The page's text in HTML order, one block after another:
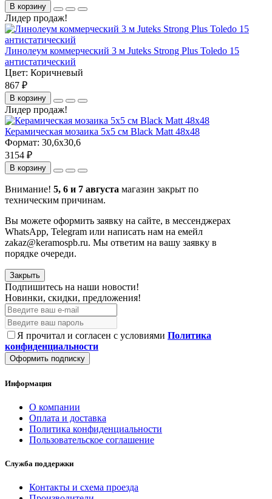
В корзину
Лидер продаж!
Линолеум коммерческий 3 м Juteks Strong Plus Toledo 15
антистатический
Цвет: Коричневый
867 ₽
В корзину
Лидер продаж!
Керамическая мозаика 5x5 см Black Matt 48x48
Формат: 30,6x30,6
3154 ₽
В корзину
Внимание! 5, 6 и 7 августа магазин закрыт по
техническим причинам.
Вы можете оформить заявку на сайте, в мессенджерах
WhatsApp, Telegram или написать нам на емейл
zakaz@keramospb.ru. Мы ответим на вашу заявку в
порядке очереди.
Закрыть
Подпишитесь на наши новости!
Новинки, скидки, предложения!
Я прочитал и согласен с условиями Политика
конфиденциальности
Оформить подписку
Информация
О компании
Оплата и доставка
Политика конфиденциальности
Пользовательское соглашение
Служба поддержки
Контакты и схема проезда